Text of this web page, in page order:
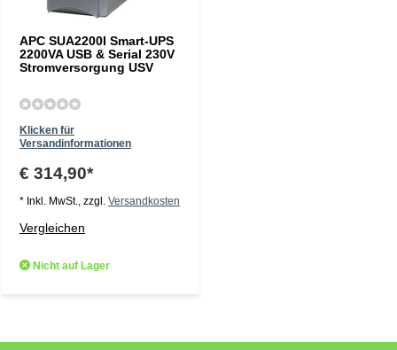
APC SUA2200I Smart-UPS
2200VA USB & Serial 230V
Stromversorgung USV
Klicken für
Versandinformationen
€ 314,90*
* Inkl. MwSt., zzgl. Versandkosten
Vergleichen
Nicht auf Lager